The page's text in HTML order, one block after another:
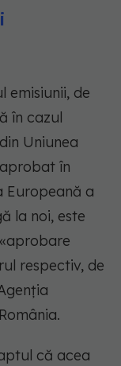
emisiunii, de
în cazul
Uniunea
în
Europeană a
la noi, este
respectiv, de
că acea